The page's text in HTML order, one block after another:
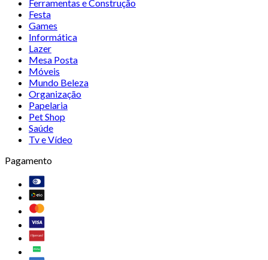
Ferramentas e Construção
Festa
Games
Informática
Lazer
Mesa Posta
Móveis
Mundo Beleza
Organização
Papelaria
Pet Shop
Saúde
Tv e Vídeo
Pagamento